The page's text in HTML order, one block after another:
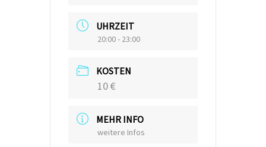
UHRZEIT
20:00 - 23:00
KOSTEN
10 €
MEHR INFO
weitere Infos